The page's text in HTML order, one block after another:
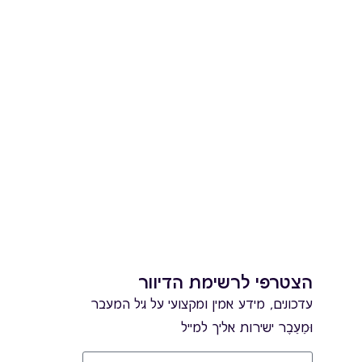
הצטרפי לרשימת הדיוור
עדכונים, מידע אמין ומקצועי על גיל המעבר
וּמֵעֵבֶר ישירות אליך למייל